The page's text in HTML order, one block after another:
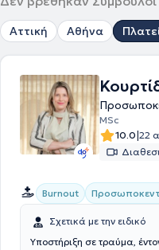
Αττική Αθήνα
MSc
10.0|22
Burnout
Σχετικά με την ειδικό
Υποστήριξη σε τραύμα,